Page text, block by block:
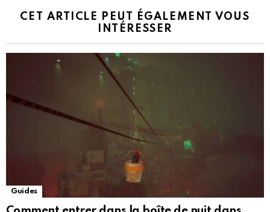
CET ARTICLE PEUT ÉGALEMENT VOUS
INTÉRESSER
Guides